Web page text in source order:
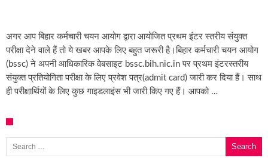
अगर आप बिहार कर्मचारी चयन आयोग द्वारा आयोजित प्रथम इंटर स्तरीय संयुक्त
परीक्षा देने वाले हैं तो ये खबर आपके लिए बहुत जरूरी है।बिहार कर्मचारी चयन आयोग
(bssc) ने अपनी आधिकारिक वेबसाइट bssc.bih.nic.in पर प्रथम इंटरस्तरीय
संयुक्त प्रतियोगिता परीक्षा के लिए प्रवेश पत्र(admit card) जारी कर दिया हैं। साथ
ही परीक्षार्थियों के लिए कुछ गाइडलाइंस भी जारी किए गए हैं। आपको …
Search for: